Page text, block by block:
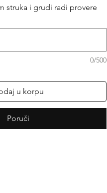
struka i grudi radi provere
0/500
u korpu
Poruči